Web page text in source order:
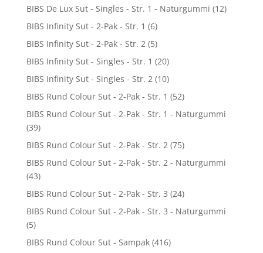
BIBS De Lux Sut - Singles - Str. 1 - Naturgummi (12)
BIBS Infinity Sut - 2-Pak - Str. 1 (6)
BIBS Infinity Sut - 2-Pak - Str. 2 (5)
BIBS Infinity Sut - Singles - Str. 1 (20)
BIBS Infinity Sut - Singles - Str. 2 (10)
BIBS Rund Colour Sut - 2-Pak - Str. 1 (52)
BIBS Rund Colour Sut - 2-Pak - Str. 1 - Naturgummi
(39)
BIBS Rund Colour Sut - 2-Pak - Str. 2 (75)
BIBS Rund Colour Sut - 2-Pak - Str. 2 - Naturgummi
(43)
BIBS Rund Colour Sut - 2-Pak - Str. 3 (24)
BIBS Rund Colour Sut - 2-Pak - Str. 3 - Naturgummi
(5)
BIBS Rund Colour Sut - Sampak (416)